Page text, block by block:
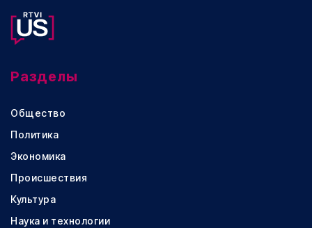
Разделы
Общество
Политика
Экономика
Происшествия
Культура
Наука и технологии